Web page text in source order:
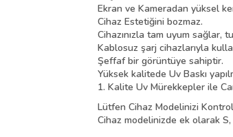
Ekran ve Kameradan yüksel
Cihaz Estetiğini bozmaz.
Cihazınızla tam uyum sağlar,
Kablosuz şarj cihazlarıyla
Şeffaf bir görüntüye sahiptir.
Yüksek kalitede Uv Baskı
1. Kalite Uv Mürekkepler ile
Lütfen Cihaz Modelinizi
Cihaz modelinizde ek olarak